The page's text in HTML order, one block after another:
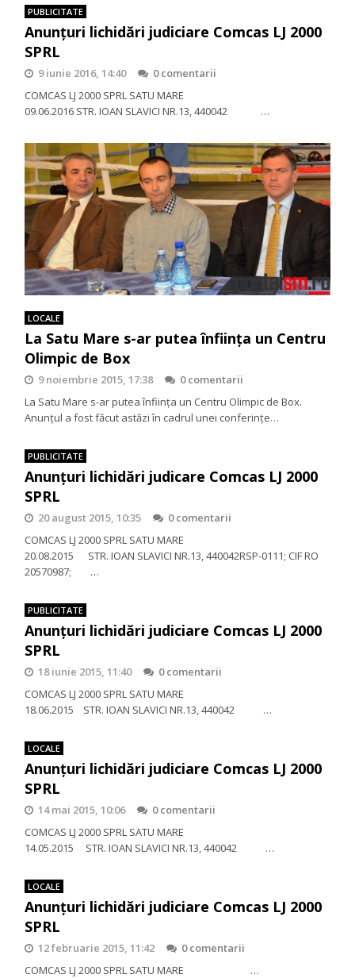
PUBLICITATE
Anunțuri lichidări judiciare Comcas LJ 2000
SPRL
9 iunie 2016, 14:40
0 comentarii
COMCAS LJ 2000 SPRL SATU MARE
09.06.2016 STR. IOAN SLAVICI NR.13, 440042 …
LOCALE
La Satu Mare s-ar putea înființa un Centru
Olimpic de Box
9 noiembrie 2015, 17:38
0 comentarii
La Satu Mare s-ar putea înființa un Centru Olimpic de Box.
Anunțul a fost făcut astăzi în cadrul unei conferințe…
PUBLICITATE
Anunţuri lichidări judicare Comcas LJ 2000
SPRL
20 august 2015, 10:35
0 comentarii
COMCAS LJ 2000 SPRL SATU MARE
20.08.2015 STR. IOAN SLAVICI NR.13, 440042RSP-0111; CIF RO
20570987; …
PUBLICITATE
Anunţuri lichidări judiciare Comcas LJ 2000
SPRL
18 iunie 2015, 11:40
0 comentarii
COMCAS LJ 2000 SPRL SATU MARE
18.06.2015 STR. IOAN SLAVICI NR.13, 440042 …
LOCALE
Anunţuri lichidări judiciare Comcas LJ 2000
SPRL
14 mai 2015, 10:06
0 comentarii
COMCAS LJ 2000 SPRL SATU MARE
14.05.2015 STR. IOAN SLAVICI NR.13, 440042 …
LOCALE
Anunţuri lichidări judiciare Comcas LJ 2000
SPRL
12 februarie 2015, 11:42
0 comentarii
COMCAS LJ 2000 SPRL SATU MARE …